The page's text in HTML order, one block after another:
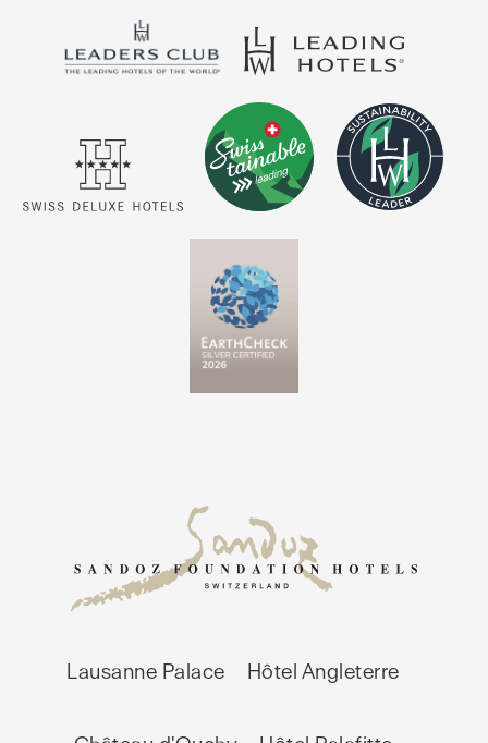
Lausanne Palace Hôtel Angleterre